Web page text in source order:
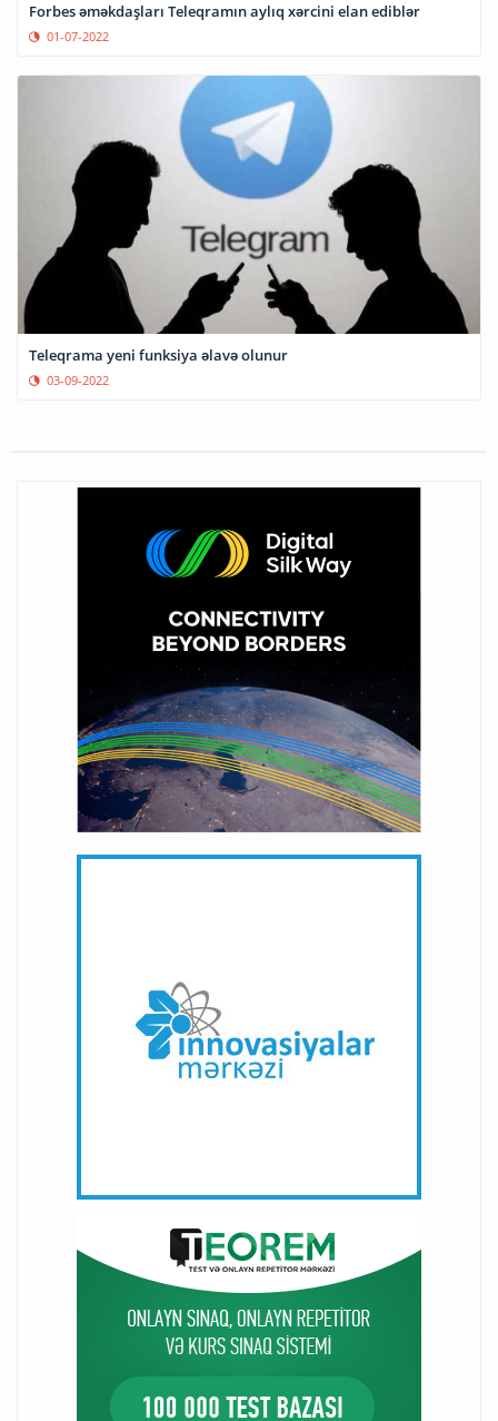
Forbes əməkdaşları Teleqramın aylıq xərcini elan ediblər
01-07-2022
Teleqrama yeni funksiya əlavə olunur
03-09-2022